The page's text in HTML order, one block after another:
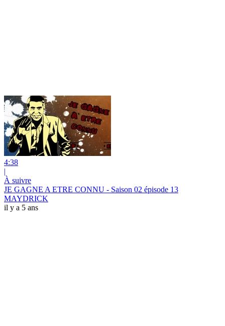
4:38
|
À suivre
JE GAGNE A ETRE CONNU - Saison 02 épisode 13
MAYDRICK
il y a 5 ans